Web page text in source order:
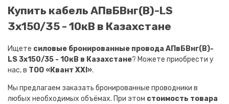
Купить кабель АПвБВнг(B)-LS
3х150/35 - 10кВ в Казахстане
Ищете силовые бронированные провода АПвБВнг(B)-
LS 3х150/35 - 10кВ в Казахстане? Можете приобрести у
нас, в ТОО «Квант XXI».
Мы предлагаем заказать бронированные проводники в
любых необходимых объёмах. При этом стоимость товара